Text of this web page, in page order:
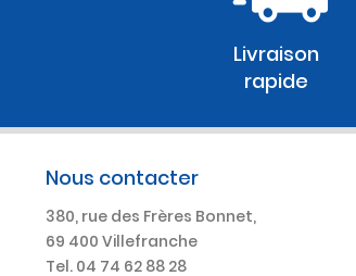
Livraison
rapide
Nous contacter
380, rue des Frères Bonnet,
69 400 Villefranche
Tel. 04 74 62 88 28